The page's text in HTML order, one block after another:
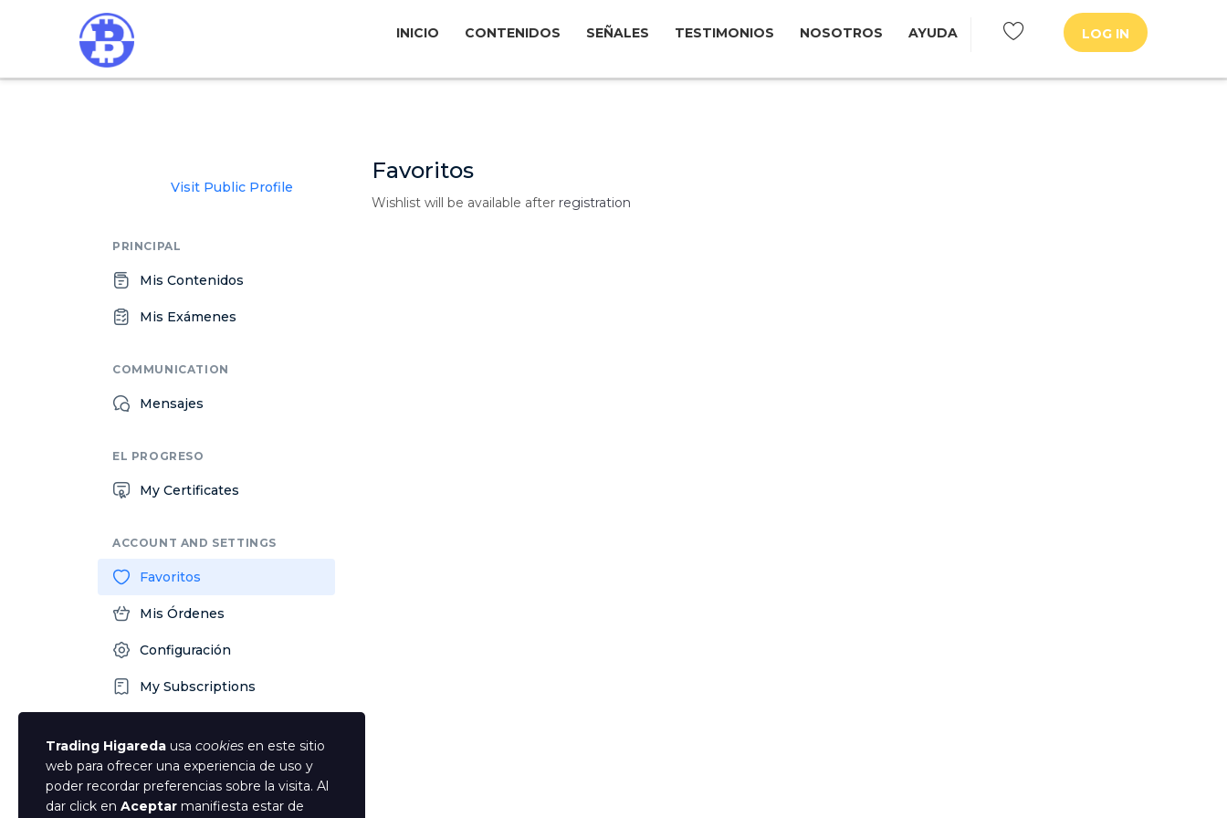
LOG IN
INICIO CONTENIDOS SEÑALES TESTIMONIOS NOSOTROS AYUDA
Visit Public Profile
PRINCIPAL
Mis Contenidos
Mis Exámenes
COMMUNICATION
Mensajes
EL PROGRESO
My Certificates
ACCOUNT AND SETTINGS
Favoritos
Mis Órdenes
Configuración
My Subscriptions
Tiene una pregunta?
Favoritos
Wishlist will be available after registration
Trading Higareda usa cookies en este sitio
web para ofrecer una experiencia de uso y
poder recordar preferencias sobre la visita. Al
dar click en Aceptar manifiesta estar de